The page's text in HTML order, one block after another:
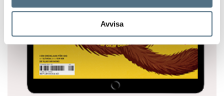
Avvisa